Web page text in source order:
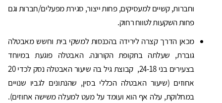
וחברות, קשיים למעסיקים, פחות ייצור, סגירת מפעלים/חברות וגם
פחות השקעות לטווח רחוק.
מכאן הדרך קצרה לירידה בהכנסות למשקי בית וחשש מאבטלה
גוברת, שעלתה בתקופת הקורונה. האבטלה פוגעת במיוחד
בצעירים בני 24-18, קבוצת גיל בה שיעור האבטלה נסק לכדי 20
אחוזים (שיעור האבטלה הכללי בסין, שהנתונים לגביו שנויים
במחלוקת, עלה אף הוא ועומד על מעט למעלה משישה אחוזים).